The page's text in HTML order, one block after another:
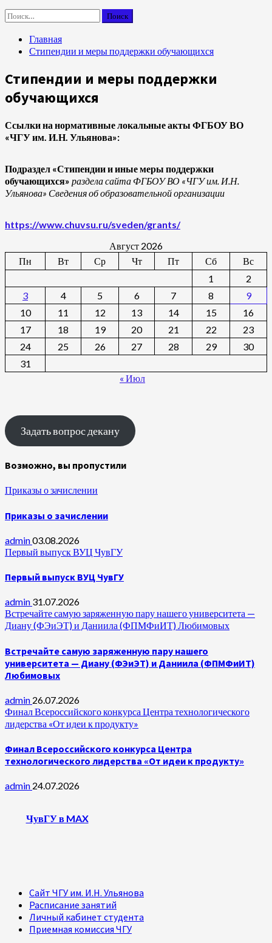
Найти:
Главная
Стипендии и меры поддержки обучающихся
Стипендии и меры поддержки
обучающихся
Ссылки на нормативные локальные акты ФГБОУ ВО
«ЧГУ им. И.Н. Ульянова»:
Подраздел «Стипендии и иные меры поддержки
обучающихся» раздела сайта ФГБОУ ВО «ЧГУ им. И.Н.
Ульянова» Сведения об образовательной организации
https://www.chuvsu.ru/sveden/grants/
Август 2026
Пн
Вт Ср Чт Пт Сб
Вс
1
2
3
4 5 6 7 8
9
10
11 12 13 14 15
16
17
18 19 20 21 22
23
24
25 26 27 28 29
30
31
« Июл
Задать вопрос декану
Возможно, вы пропустили
Приказы о зачислении
Приказы о зачислении
admin03.08.2026
Первый выпуск ВУЦ ЧувГУ
Первый выпуск ВУЦ ЧувГУ
admin 31.07.2026
Встречайте самую заряженную пару нашего университета —
Диану (ФЭиЭТ) и Даниила (ФПМФиИТ) Любимовых
Встречайте самую заряженную пару нашего
университета — Диану (ФЭиЭТ) и Даниила (ФПМФиИТ)
Любимовых
admin 26.07.2026
Финал Всероссийского конкурса Центра технологического
лидерства «От идеи к продукту»
Финал Всероссийского конкурса Центра
технологического лидерства «От идеи к продукту»
admin 24.07.2026
ЧувГУ в MAX
Сайт ЧГУ им. И.Н. Ульянова
Расписание занятий
Личный кабинет студента
Приемная комиссия ЧГУ